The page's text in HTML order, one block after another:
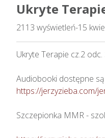
Ukryte
2113 wyświetleń-15
Ukryte Terapie cz.2 odc.
https://jerzyzieba.com/
Szczepionka MMR -